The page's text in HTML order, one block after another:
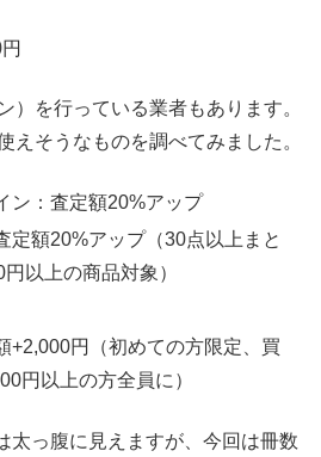
）を行っている業者もあります。
えそうなものを調べてみました。
ン：査定額20%アップ
定額20%アップ（30点以上まと
以上の商品対象）
+2,000円（初めての方限定、買
円以上の方全員に）
太っ腹に見えますが、今回は冊数